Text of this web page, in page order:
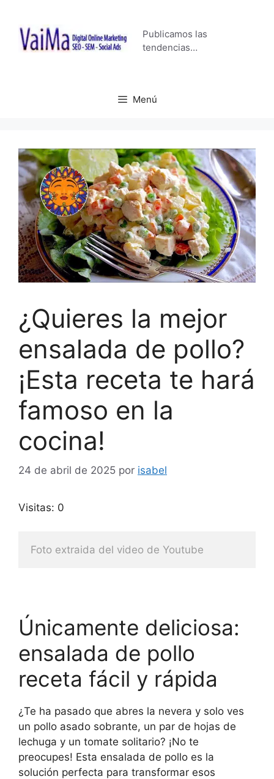
contenido
Publicamos las
tendencias…
Menú
¿Quieres la mejor
ensalada de pollo?
¡Esta receta te hará
famoso en la
cocina!
24 de abril de 2025 por isabel
Visitas: 0
Foto extraida del video de Youtube
Únicamente deliciosa:
ensalada de pollo
receta fácil y rápida
¿Te ha pasado que abres la nevera y solo ves
un pollo asado sobrante, un par de hojas de
lechuga y un tomate solitario? ¡No te
preocupes! Esta ensalada de pollo es la
solución perfecta para transformar esos